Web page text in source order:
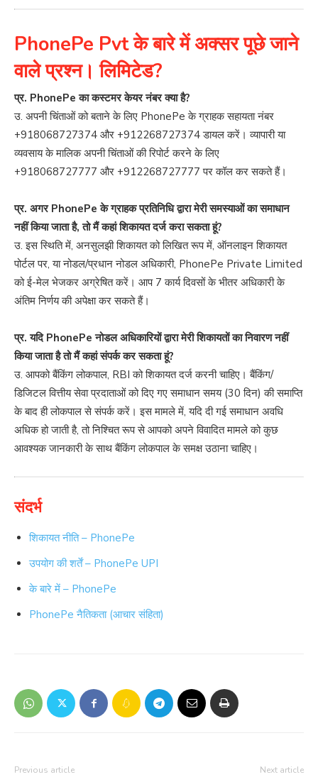
PhonePe Pvt के बारे में अक्सर पूछे जाने
वाले प्रश्न। लिमिटेड?
प्र. PhonePe का कस्टमर केयर नंबर क्या है?
उ. अपनी चिंताओं को बताने के लिए PhonePe के ग्राहक सहायता नंबर
+918068727374 और +912268727374डायल करें। व्यापारी या
व्यवसाय के मालिक अपनी चिंताओं की रिपोर्ट करने के लिए
+918068727777 और +912268727777 पर कॉल कर सकते हैं।
प्र. अगर PhonePe के ग्राहक प्रतिनिधि द्वारा मेरी समस्याओं का समाधान
नहीं किया जाता है, तो मैं कहां शिकायत दर्ज करा सकता हूं?
उ. इस स्थिति में, अनसुलझी शिकायत को लिखित रूप में, ऑनलाइन शिकायत
पोर्टल पर, या नोडल/प्रधान नोडल अधिकारी, PhonePe Private Limited
को ई-मेल भेजकर अग्रेषित करें। आप 7 कार्य दिवसों के भीतर अधिकारी के
अंतिम निर्णय की अपेक्षा कर सकते हैं।
प्र. यदि PhonePe नोडल अधिकारियों द्वारा मेरी शिकायतों का निवारण नहीं
किया जाता है तो मैं कहां संपर्क कर सकता हूं?
उ. आपको बैंकिंग लोकपाल, RBI को शिकायत दर्ज करनी चाहिए। बैंकिंग/
डिजिटल वित्तीय सेवा प्रदाताओं को दिए गए समाधान समय (30 दिन) की समाप्ति
के बाद ही लोकपाल से संपर्क करें। इस मामले में, यदि दी गई समाधान अवधि
अधिक हो जाती है, तो निश्चित रूप से आपको अपने विवादित मामले को कुछ
आवश्यक जानकारी के साथ बैंकिंग लोकपाल के समक्ष उठाना चाहिए।
संदर्भ
शिकायत नीति – PhonePe
उपयोग की शर्तें – PhonePe UPI
के बारे में – PhonePe
PhonePe नैतिकता (आचार संहिता)
Previous article Next article